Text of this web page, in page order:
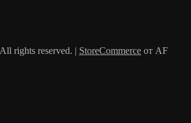
rights reserved. | StoreCommerce от AF